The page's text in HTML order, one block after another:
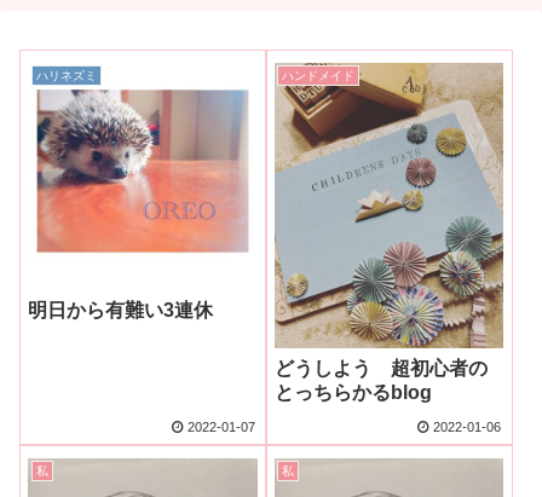
ハリネズミ
明日から有難い3連休
2022-01-07
ハンドメイド
どうしよう 超初心者の
とっちらかるblog
2022-01-06
私 私